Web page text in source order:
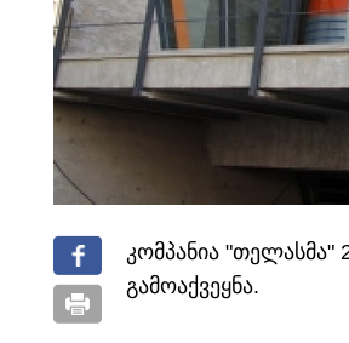
კომპანია
გამოაქვეყნა.